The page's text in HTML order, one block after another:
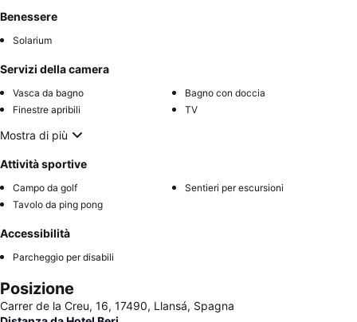
Benessere
Solarium
Servizi della camera
Vasca da bagno
Bagno con doccia
Finestre apribili
TV
Mostra di più
Attività sportive
Campo da golf
Sentieri per escursioni
Tavolo da ping pong
Accessibilità
Parcheggio per disabili
Posizione
Carrer de la Creu, 16, 17490, Llansá, Spagna